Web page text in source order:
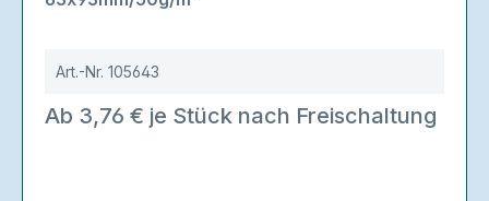
Art.-Nr. 105643
Ab 3,76 € je Stück nach Freischaltung